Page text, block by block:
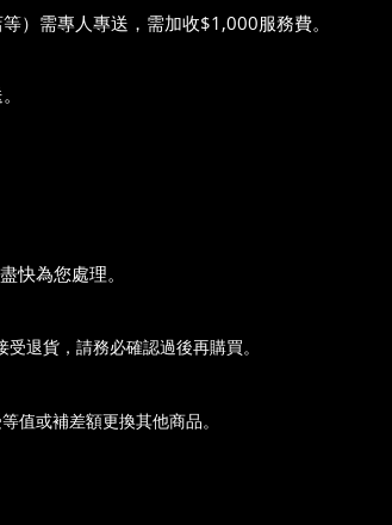
專人專送，需加收$1,000服務費。
快為您處理。
退貨，請務必確認過後再購買。
值或補差額更換其他商品。